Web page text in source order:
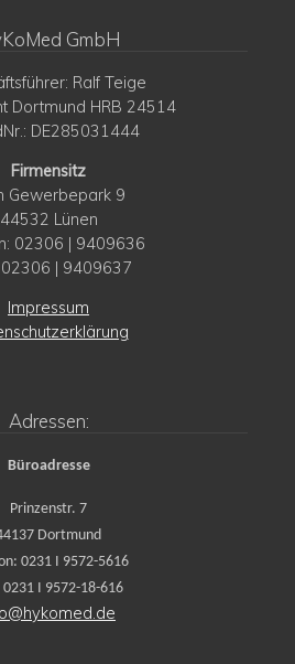
GmbH
Ralf Teige
Dortmund HRB 24514
DE285031444
Firmensitz
Gewerbepark 9
44532 Lünen
02306 | 9409636
02306 | 9409637
Impressum
Adressen:
Büroadresse
Prinzenstr. 7
Dortmund
0231 I 9572-5616
0231 I 9572-18-616